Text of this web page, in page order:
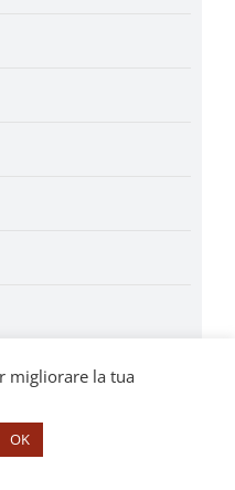
migliorare la tua
OK